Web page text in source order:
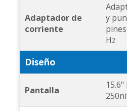
Adaptador de
corriente
y
Hz
Diseño
Pantalla